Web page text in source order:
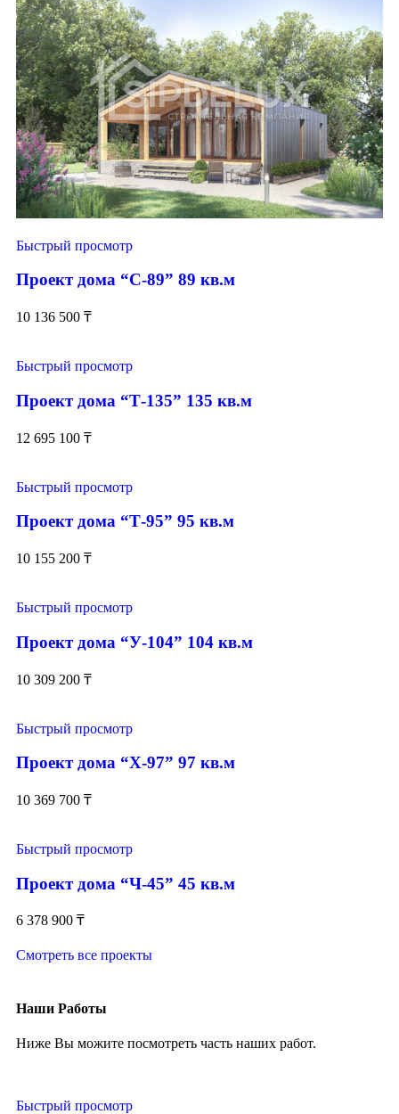
Быстрый просмотр
Проект дома “С-89” 89 кв.м
10 136 500 ₸
Быстрый просмотр
Проект дома “Т-135” 135 кв.м
12 695 100 ₸
Быстрый просмотр
Проект дома “Т-95” 95 кв.м
10 155 200 ₸
Быстрый просмотр
Проект дома “У-104” 104 кв.м
10 309 200 ₸
Быстрый просмотр
Проект дома “Х-97” 97 кв.м
10 369 700 ₸
Быстрый просмотр
Проект дома “Ч-45” 45 кв.м
6 378 900 ₸
Смотреть все проекты
Наши Работы
Ниже Вы можите посмотреть часть наших работ.
Быстрый просмотр